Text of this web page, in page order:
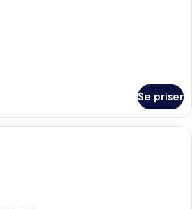
Se priser
Ett hotellrum med en säng, ett